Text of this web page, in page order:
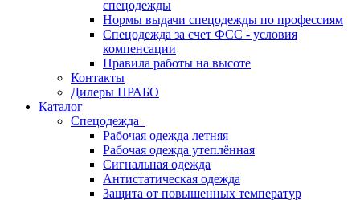
спецодежды
Нормы выдачи спецодежды по профессиям
Спецодежда за счет ФСС - условия
компенсации
Правила работы на высоте
Контакты
Дилеры ПРАБО
Каталог
Спецодежда
Рабочая одежда летняя
Рабочая одежда утеплённая
Сигнальная одежда
Антистатическая одежда
Защита от повышенных температур